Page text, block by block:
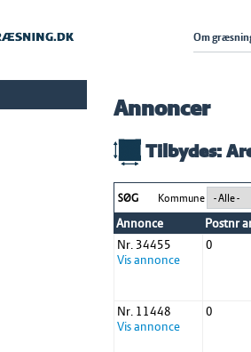
Om
Annoncer
Tilbydes:
SØG Kommune
Annonce Postnr
Nr. 34455
Vis annonce
0
Nr. 11448
Vis annonce
0